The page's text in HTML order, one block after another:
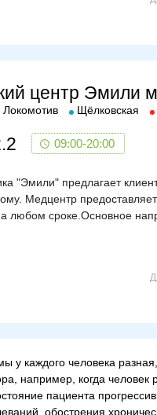
центр Эмили
Локомотив Щёлковская
09:00-20:00
"Эмили" предлагает
Медцентр
любом сроке.Основное
у каждого человека
например, когда
пациента
обострения